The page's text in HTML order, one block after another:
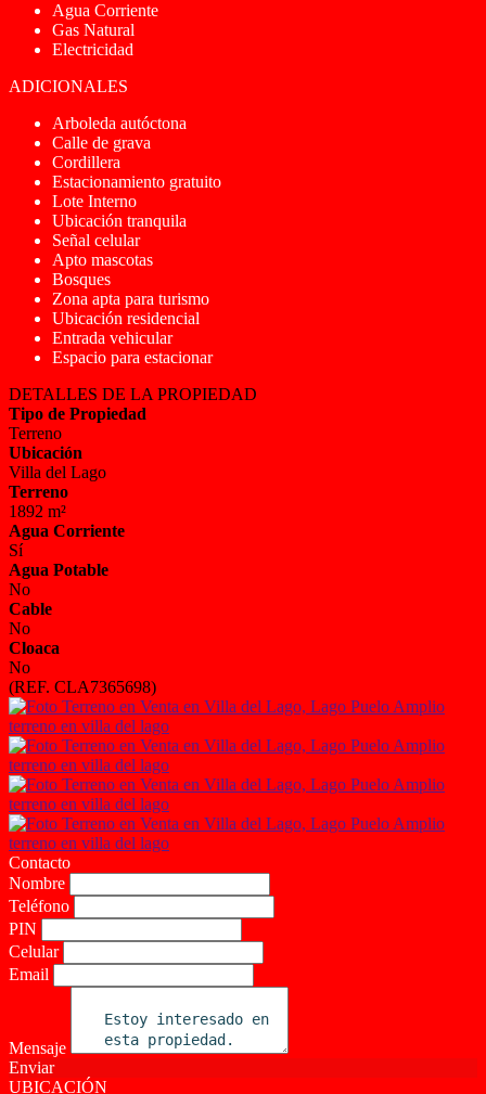
Agua Corriente
Gas Natural
Electricidad
ADICIONALES
Arboleda autóctona
Calle de grava
Cordillera
Estacionamiento gratuito
Lote Interno
Ubicación tranquila
Señal celular
Apto mascotas
Bosques
Zona apta para turismo
Ubicación residencial
Entrada vehicular
Espacio para estacionar
DETALLES DE LA PROPIEDAD
Tipo de Propiedad
Terreno
Ubicación
Villa del Lago
Terreno
1892 m²
Agua Corriente
Sí
Agua Potable
No
Cable
No
Cloaca
No
(REF. CLA7365698)
Contacto
Nombre
Teléfono
PIN
Celular
Email
Mensaje
Enviar
UBICACIÓN